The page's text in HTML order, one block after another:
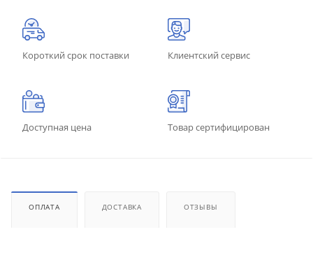
Короткий срок поставки Клиентский сервис
Доступная цена Товар сертифицирован
ОПЛАТА ДОСТАВКА ОТЗЫВЫ